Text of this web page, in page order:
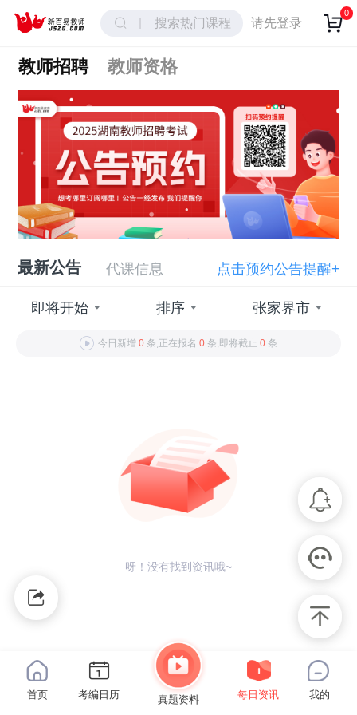
搜索热门课程 请先登录
0
教师招聘 教师资格
最新公告 代课信息 点击预约公告提醒+
即将开始 排序 张家界市
今日新增0 条,正在报名0 条,即将截止0 条
呀！没有找到资讯哦~
首页 考编日历 真题资料 每日资讯 我的